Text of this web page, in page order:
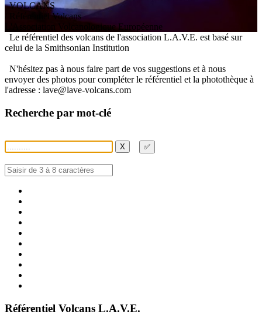
VOLCANS
/ Référentiel Volcans
ssociation V olcanologiqueEuropéenne
Le référentiel des volcans de l'association L.A.V.E. est basé sur
celui de la Smithsonian Institution
N'hésitez pas à nous faire part de vos suggestions et à nous
envoyer des photos pour compléter le référentiel et la photothèque à
l'adresse : lave@lave-volcans.com
Recherche par mot-clé
X ✅
Référentiel Volcans L.A.V.E.